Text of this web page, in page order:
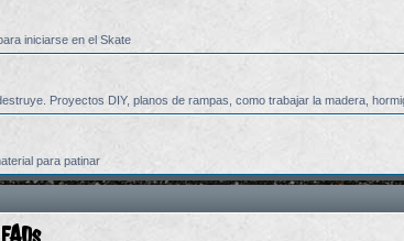
iniciarse en el Skate
Proyectos DIY, planos de rampas, como trabajar la madera,
para patinar